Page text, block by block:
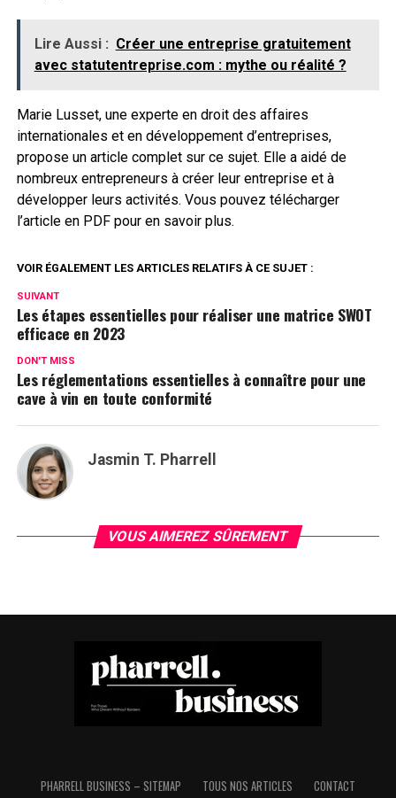
Lire Aussi : Créer une entreprise gratuitement
avec statutentreprise.com : mythe ou réalité ?
Marie Lusset, une experte en droit des affaires
internationales et en développement d’entreprises,
propose un article complet sur ce sujet. Elle a aidé de
nombreux entrepreneurs à créer leur entreprise et à
développer leurs activités. Vous pouvez télécharger
l’article en PDF pour en savoir plus.
VOIR ÉGALEMENT LES ARTICLES RELATIFS À CE SUJET :
SUIVANT
Les étapes essentielles pour réaliser une matrice SWOT
efficace en 2023
DON'T MISS
Les réglementations essentielles à connaître pour une
cave à vin en toute conformité
Jasmin T. Pharrell
VOUS AIMEREZ SÛREMENT
PHARRELL BUSINESS – SITEMAP TOUS NOS ARTICLES CONTACT